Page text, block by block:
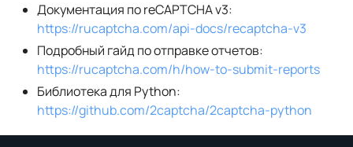
Документация по reCAPTCHA v3:
https://rucaptcha.com/api-docs/recaptcha-v3
Подробный гайд по отправке отчетов:
https://rucaptcha.com/h/how-to-submit-reports
Библиотека для Python:
https://github.com/2captcha/2captcha-python